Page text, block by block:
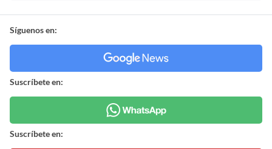
Síguenos en:
Suscríbete en:
Suscríbete en: